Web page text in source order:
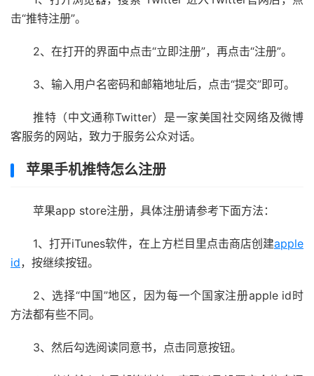
击“推特注册”。
2、在打开的界面中点击“立即注册”，再点击“注册”。
3、输入用户名密码和邮箱地址后，点击“提交”即可。
推特（中文通称Twitter）是一家美国社交网络及微博
客服务的网站，致力于服务公众对话。
苹果手机推特怎么注册
苹果app store注册，具体注册请参考下面方法：
1、打开iTunes软件，在上方栏目里点击商店创建apple
id，按继续按钮。
2、选择“中国”地区，因为每一个国家注册apple id时
方法都有些不同。
3、然后勾选阅读同意书，点击同意按钮。